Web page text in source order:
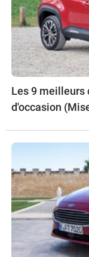
Les 9 meilleurs
d'occasion